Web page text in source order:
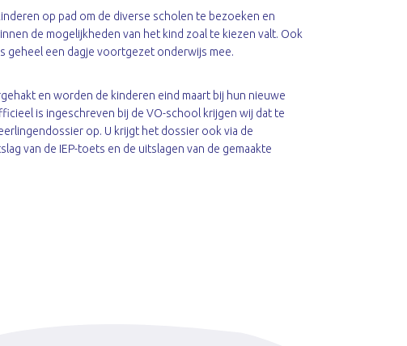
op pad om de diverse scholen te bezoeken en
de mogelijkheden van het kind zoal te kiezen valt. Ook
geheel een dagje voortgezet onderwijs mee.
en worden de kinderen eind maart bij hun nieuwe
is ingeschreven bij de VO-school krijgen wij dat te
op. U krijgt het dossier ook via de
van de IEP-toets en de uitslagen van de gemaakte